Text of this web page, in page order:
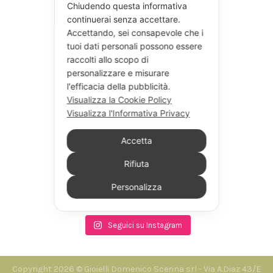
Seguici su Instagram
Copyright 2026 © Gioielli Domenico Scenna srl - Via A.Diaz 43/E
Chiudendo questa informativa
continuerai senza accettare.
Accettando, sei consapevole che i
tuoi dati personali possono essere
raccolti allo scopo di
personalizzare e misurare
l'efficacia della pubblicità.
Visualizza la Cookie Policy
Visualizza l'Informativa Privacy
Accetta
Rifiuta
Personalizza